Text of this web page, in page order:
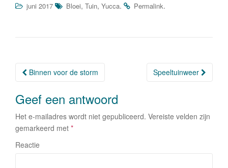
c
o
k
tt
k
e
juni 2017 Bloei, Tuin, Yucca. Permalink.
Berichtnavigatie
Binnen voor de storm Speeltuinweer
Geef een antwoord
Het e-mailadres wordt niet gepubliceerd. Vereiste velden zijn
gemarkeerd met *
Reactie